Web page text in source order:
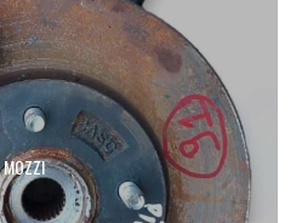
MOZZI